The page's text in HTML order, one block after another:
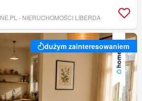
- NIERUCHOMOŚCI LIBERDA
dużym zainteresowaniem